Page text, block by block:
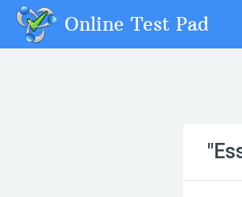
Online Test Pad